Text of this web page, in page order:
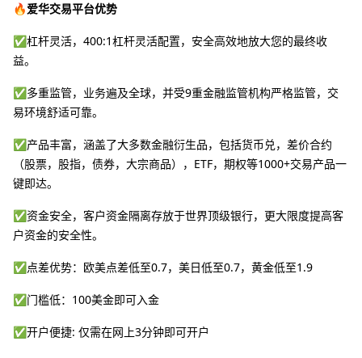
🔥爱华交易平台优势
✅杠杆灵活，400:1杠杆灵活配置，安全高效地放大您的最终收
益。
✅多重监管，业务遍及全球，并受9重金融监管机构严格监管，交
易环境舒适可靠。
✅产品丰富，涵盖了大多数金融衍生品，包括货币兑，差价合约
（股票，股指，债券，大宗商品），ETF，期权等1000+交易产品一
键即达。
✅资金安全，客户资金隔离存放于世界顶级银行，更大限度提高客
户资金的安全性。
✅点差优势：欧美点差低至0.7，美日低至0.7，黄金低至1.9
✅门槛低：100美金即可入金
✅开户便捷: 仅需在网上3分钟即可开户